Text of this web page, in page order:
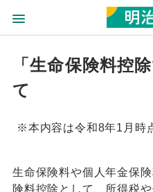
「生命保険料控
て
※本内容は令和8年1月時
生命保険料や個人年金保
険料控除として、所得税